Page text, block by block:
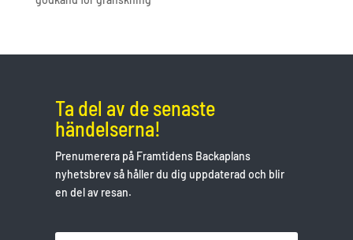
Ta del av de senaste
händelserna!
Prenumerera på Framtidens Backaplans
nyhetsbrev så håller du dig uppdaterad och blir
en del av resan.